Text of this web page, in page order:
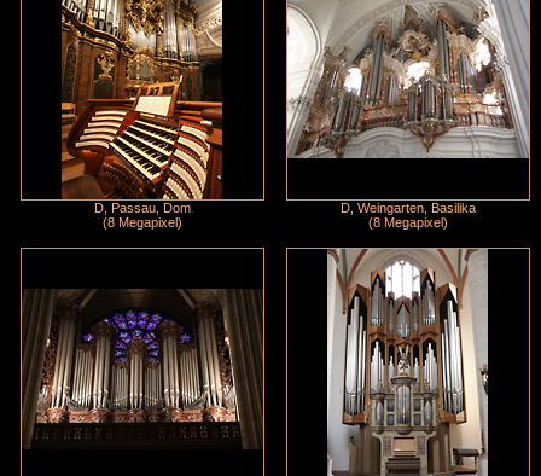
D, Passau, Dom
(8 Megapixel)
D, Weingarten, Basilika
(8 Megapixel)